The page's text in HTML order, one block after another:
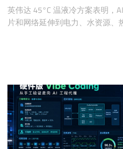
英伟达 45°C 温液冷方案表明，
片和网络延伸到电力、水资源、